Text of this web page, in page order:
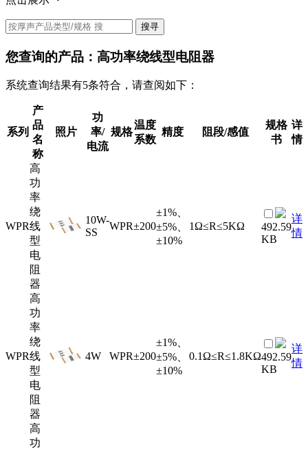
搜寻
您查询的产品： 高功率绕线型电阻器
系统查询结果有5条符合，请查阅如下：
系列
产
品
名
称
照片
功
率/
电流
规格
温度
系数
精度 阻段/感值
规格
书
详
情
WPR
高
功
率
绕
线
型
电
阻
器
10W-
SS
WPR±200
±1%、
±5%、
±10%
1Ω≤R≤5KΩ
492.59
KB
详
情
WPR
高
功
率
绕
线
型
电
阻
器
4W WPR±200
±1%、
±5%、
±10%
0.1Ω≤R≤1.8KΩ492.59
KB
详
情
高
功